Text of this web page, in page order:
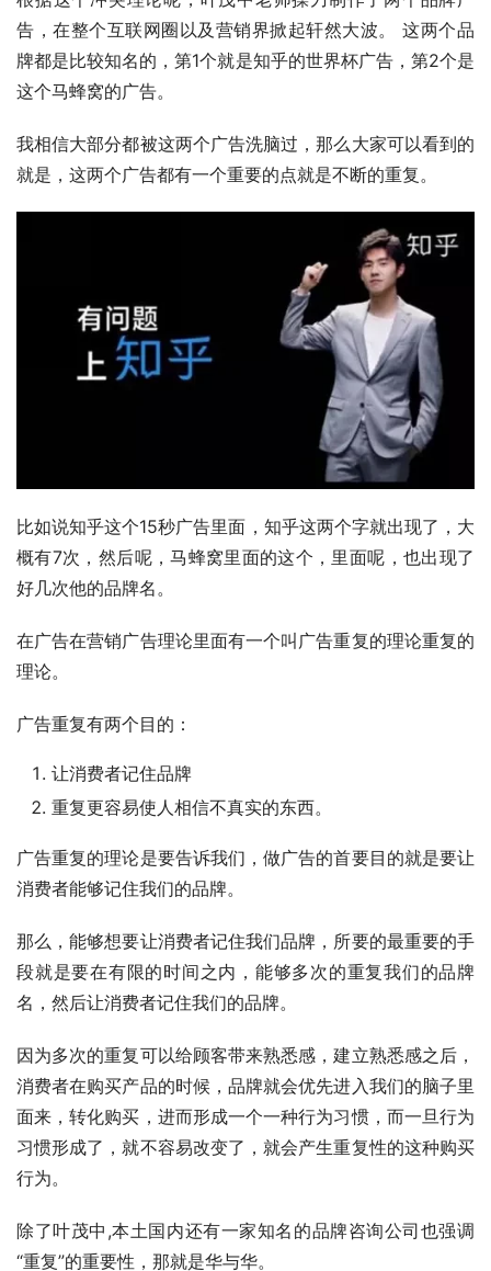
告，在整个互联网圈以及营销界掀起轩然大波。 这两个品
牌都是比较知名的，第1个就是知乎的世界杯广告，第2个是
这个马蜂窝的广告。
我相信大部分都被这两个广告洗脑过，那么大家可以看到的
就是，这两个广告都有一个重要的点就是不断的重复。
比如说知乎这个15秒广告里面，知乎这两个字就出现了，大
概有7次，然后呢，马蜂窝里面的这个，里面呢，也出现了
好几次他的品牌名。
在广告在营销广告理论里面有一个叫广告重复的理论重复的
理论。
广告重复有两个目的：
让消费者记住品牌
重复更容易使人相信不真实的东西。
广告重复的理论是要告诉我们，做广告的首要目的就是要让
消费者能够记住我们的品牌。
那么，能够想要让消费者记住我们品牌，所要的最重要的手
段就是要在有限的时间之内，能够多次的重复我们的品牌
名，然后让消费者记住我们的品牌。
因为多次的重复可以给顾客带来熟悉感，建立熟悉感之后，
消费者在购买产品的时候，品牌就会优先进入我们的脑子里
面来，转化购买，进而形成一个一种行为习惯，而一旦行为
习惯形成了，就不容易改变了，就会产生重复性的这种购买
行为。
除了叶茂中,本土国内还有一家知名的品牌咨询公司也强调
“重复”的重要性，那就是华与华。